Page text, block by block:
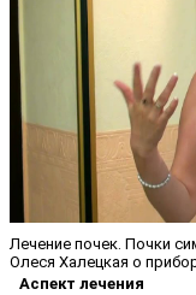
Лечение почек. Почки
Олеся Халецкая о
Аспект лечения